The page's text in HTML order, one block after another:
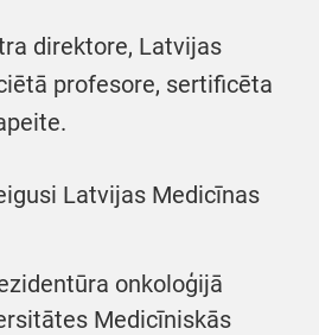
direktore, Latvijas
profesore, sertificēta
Latvijas Medicīnas
onkoloģijā
Medicīniskās